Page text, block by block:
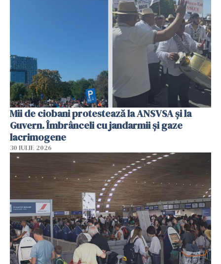
Mii de ciobani protestează la ANSVSA și la
Guvern. Îmbrânceli cu jandarmii și gaze
lacrimogene
30 IULIE 2026